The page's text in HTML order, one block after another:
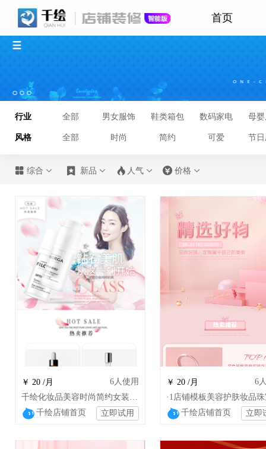
首页
行业 全部 男女服饰 鞋类箱包 数码家电 母
风格 全部 时尚 简约 可爱 节
 综合   新品   人气   价格 
￥ 20 /月 6人使用
千绘化妆品美容时尚简约女装护肤品保养面膜
千绘店铺首页
立即试用
￥ 20 /月 6
千绘店铺首页 立即